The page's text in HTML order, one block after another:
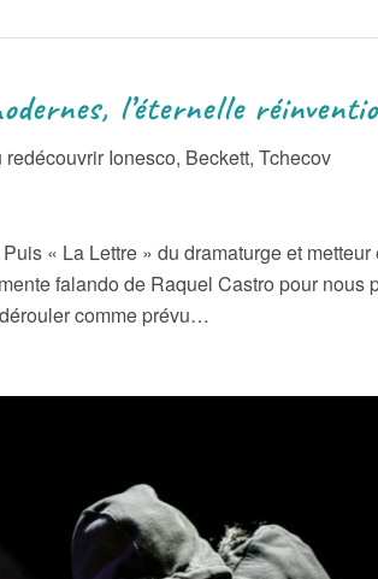
Ionesco, Beckett, Tchecov
« La Lettre » du dramaturge et
falando de Raquel Castro pour
comme prévu…